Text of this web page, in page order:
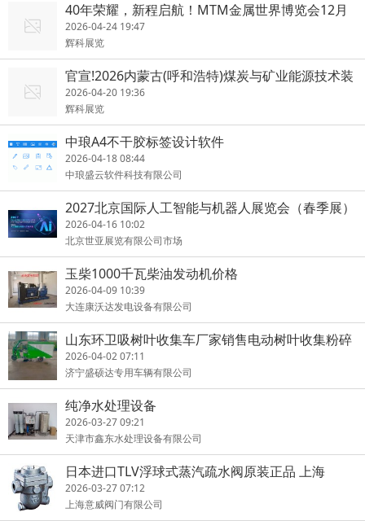
40年荣耀，新程启航！MTM金属世界博览会12月
上海见
2026-04-24 19:47
辉科展览
官宣!2026内蒙古(呼和浩特)煤炭与矿业能源技术装
备博览会
2026-04-20 19:36
辉科展览
中琅A4不干胶标签设计软件
2026-04-18 08:44
中琅盛云软件科技有限公司
2027北京国际人工智能与机器人展览会（春季展）
2026-04-16 10:02
北京世亚展览有限公司市场
玉柴1000千瓦柴油发动机价格
2026-04-09 10:39
大连康沃达发电设备有限公司
山东环卫吸树叶收集车厂家销售电动树叶收集粉碎
一体机价格表
2026-04-02 07:11
济宁盛硕达专用车辆有限公司
纯净水处理设备
2026-03-27 09:21
天津市鑫东水处理设备有限公司
日本进口TLV浮球式蒸汽疏水阀原装正品 上海
2026-03-27 07:12
上海意威阀门有限公司